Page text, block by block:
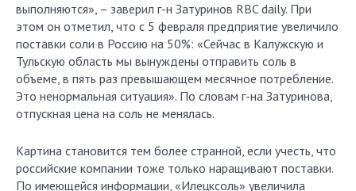
выполняются», – заверил г-н Затуринов RBC daily. При
этом он отметил, что с 5 февраля предприятие увеличило
поставки соли в Россию на 50%: «Сейчас в Калужскую и
Тульскую область мы вынуждены отправить соль в
объеме, в пять раз превышающем месячное потребление.
Это ненормальная ситуация». По словам г-на Затуринова,
отпускная цена на соль не менялась.
Картина становится тем более странной, если учесть, что
российские компании тоже только наращивают поставки.
По имеющейся информации, «Илецксоль» увеличила